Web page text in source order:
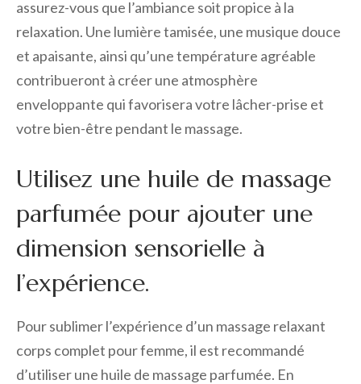
assurez-vous que l’ambiance soit propice à la
relaxation. Une lumière tamisée, une musique douce
et apaisante, ainsi qu’une température agréable
contribueront à créer une atmosphère
enveloppante qui favorisera votre lâcher-prise et
votre bien-être pendant le massage.
Utilisez une huile de massage
parfumée pour ajouter une
dimension sensorielle à
l’expérience.
Pour sublimer l’expérience d’un massage relaxant
corps complet pour femme, il est recommandé
d’utiliser une huile de massage parfumée. En